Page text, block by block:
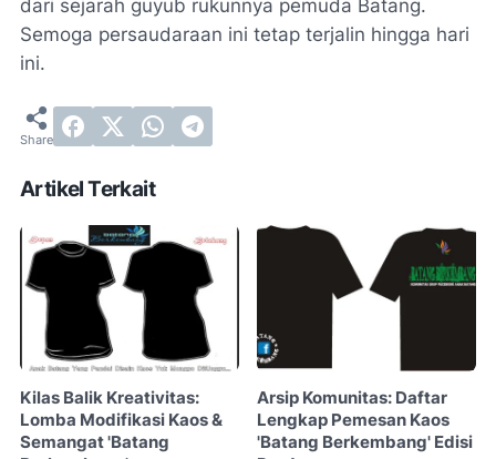
dari sejarah guyub rukunnya pemuda Batang.
Semoga persaudaraan ini tetap terjalin hingga hari
ini.
Artikel Terkait
Kilas Balik Kreativitas:
Lomba Modifikasi Kaos &
Semangat 'Batang
Arsip Komunitas: Daftar
Lengkap Pemesan Kaos
'Batang Berkembang' Edisi